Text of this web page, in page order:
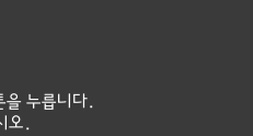
을 누릅니다.
오.